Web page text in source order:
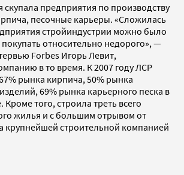
скупала предприятия по производству
песочные карьеры. «Сложилась
стройиндустрии можно было
относительно недорого», —
Forbes Игорь Левит,
в то время. К 2007 году ЛСР
рынка кирпича, 50% рынка
69% рынка карьерного песка в
Кроме того, строила треть всего
жилья и с большим отрывом от
крупнейшей строительной компанией